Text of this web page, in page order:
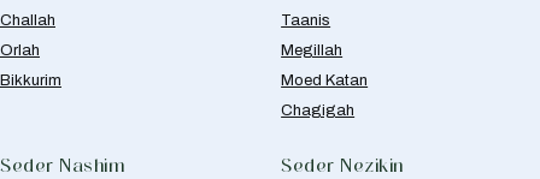
Challah
Orlah
Bikkurim
Taanis
Megillah
Moed Katan
Chagigah
Seder Nashim Seder Nezikin